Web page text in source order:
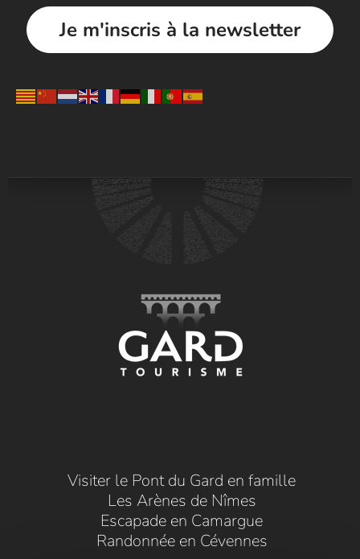
Je m'inscris à la newsletter
Visiter le Pont du Gard en famille
Les Arènes de Nîmes
Escapade en Camargue
Randonnée en Cévennes